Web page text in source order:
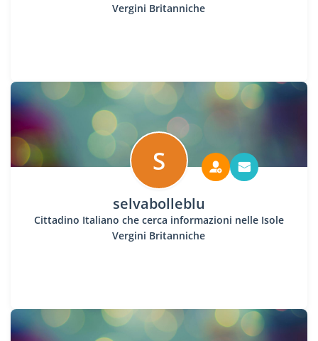
Vergini Britanniche
S
selvabolleblu
Cittadino Italiano che cerca informazioni nelle Isole
Vergini Britanniche